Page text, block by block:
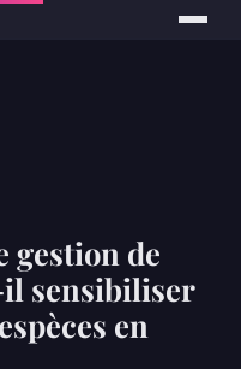
gestion de
sensibiliser
en